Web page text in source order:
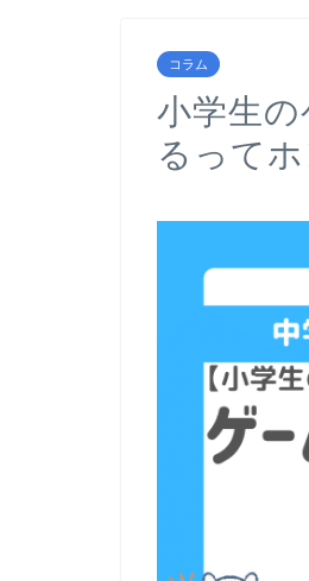
コラム
小学生
るってホ